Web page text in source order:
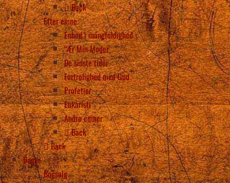
Back
Efter emne
Enhed i mangfoldighed
“Ær Min Moder
De sidste tider
Fortrolighed med Gud
Profetier
Eukaristi
Andre emner
Back
Back
Bøger
Bogsalg